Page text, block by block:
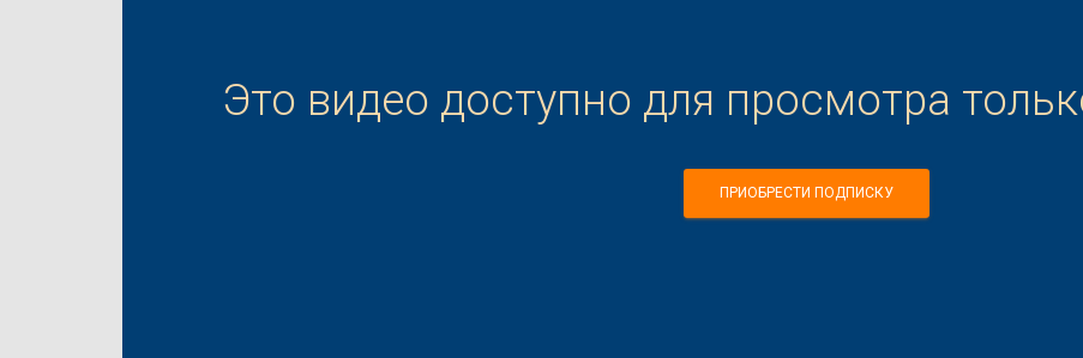
Это видео доступно для просмотра
ПРИОБРЕСТИ ПОДПИСКУ